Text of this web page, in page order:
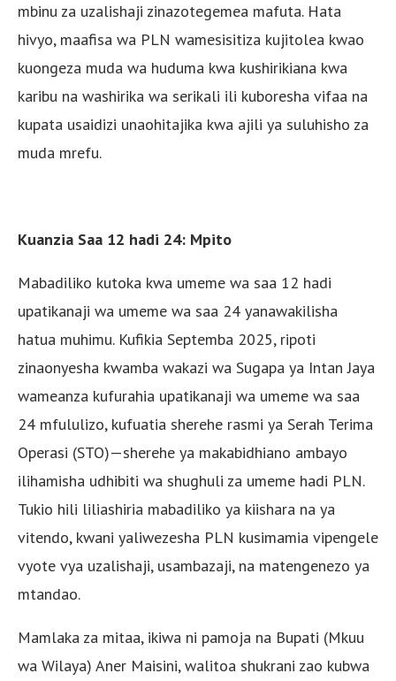
mbinu za uzalishaji zinazotegemea mafuta. Hata
hivyo, maafisa wa PLN wamesisitiza kujitolea kwao
kuongeza muda wa huduma kwa kushirikiana kwa
karibu na washirika wa serikali ili kuboresha vifaa na
kupata usaidizi unaohitajika kwa ajili ya suluhisho za
muda mrefu.
Kuanzia Saa 12 hadi 24: Mpito
Mabadiliko kutoka kwa umeme wa saa 12 hadi
upatikanaji wa umeme wa saa 24 yanawakilisha
hatua muhimu. Kufikia Septemba 2025, ripoti
zinaonyesha kwamba wakazi wa Sugapa ya Intan Jaya
wameanza kufurahia upatikanaji wa umeme wa saa
24 mfululizo, kufuatia sherehe rasmi ya Serah Terima
Operasi (STO)—sherehe ya makabidhiano ambayo
ilihamisha udhibiti wa shughuli za umeme hadi PLN.
Tukio hili liliashiria mabadiliko ya kiishara na ya
vitendo, kwani yaliwezesha PLN kusimamia vipengele
vyote vya uzalishaji, usambazaji, na matengenezo ya
mtandao.
Mamlaka za mitaa, ikiwa ni pamoja na Bupati (Mkuu
wa Wilaya) Aner Maisini, walitoa shukrani zao kubwa